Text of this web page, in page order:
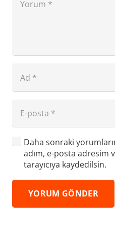
Daha sonraki
adım, e-posta adresim
tarayıcıya kaydedilsin.
YORUM GÖNDER